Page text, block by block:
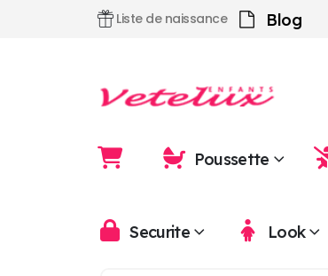
Liste de naissance Blog
Poussette
Securite Look